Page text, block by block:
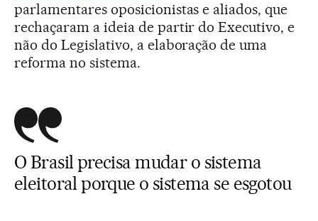
parlamentares oposicionistas e aliados, que
rechaçaram a ideia de partir do Executivo, e
não do Legislativo, a elaboração de uma
reforma no sistema.
O Brasil precisa mudar o sistema
eleitoral porque o sistema se esgotou